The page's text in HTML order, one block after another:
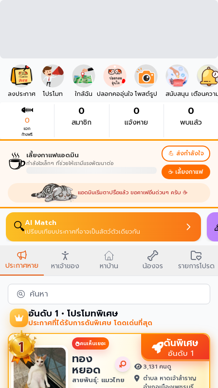
ลงประกาศ โปรโมท ใกล้ฉัน ปลอกคออุ่นใจ โพสต์รูป สนับสนุน เตือนควา
0
แจก
ก้างฟรี
0
สมาชิก
0
แจ้งหาย
0
พบแล้ว
☕เลี้ยงกาแฟแอดมิน
กำลังใจเล็กๆ ที่ช่วยให้เรามีแรงพัฒนาต่อ
💪 ส่งกำลังใจ
☕ เลี้ยงกาแฟ
แอดมินเริ่มตาปรือแล้ว ขอคาเฟอีนด่วนๆ ครับ ☕
🔍AI Match
เปรียบเทียบประกาศที่อาจเป็นสัตว์ตัวเดียวกัน
ประกาศหาย หาเจ้าของ หาบ้าน น้องจร รายการโปรด
ค้นหา
อันดับ 1 • โปรโมทพิเศษ
ประกาศที่ได้รับการดันพิเศษ โดดเด่นที่สุด
คนเห็นเยอะ
ทอง
หยอด
สายพันธุ์: แมวไทย
ดันพิเศษ
อันดับ 1
3,131 คนดู
ตำบล หาดเจ้าสำราญ